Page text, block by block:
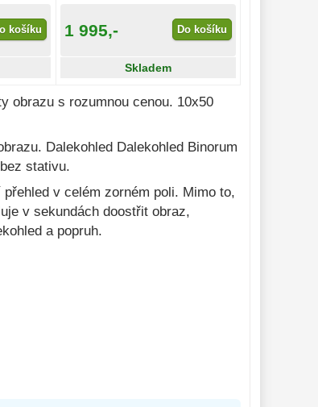
košíku 1 995,- Do košíku
Skladem
obrazu s rozumnou cenou. 10x50
Dalekohled Dalekohled Binorum
stativu.
v celém zorném poli. Mimo to,
v sekundách doostřit obraz,
a popruh.